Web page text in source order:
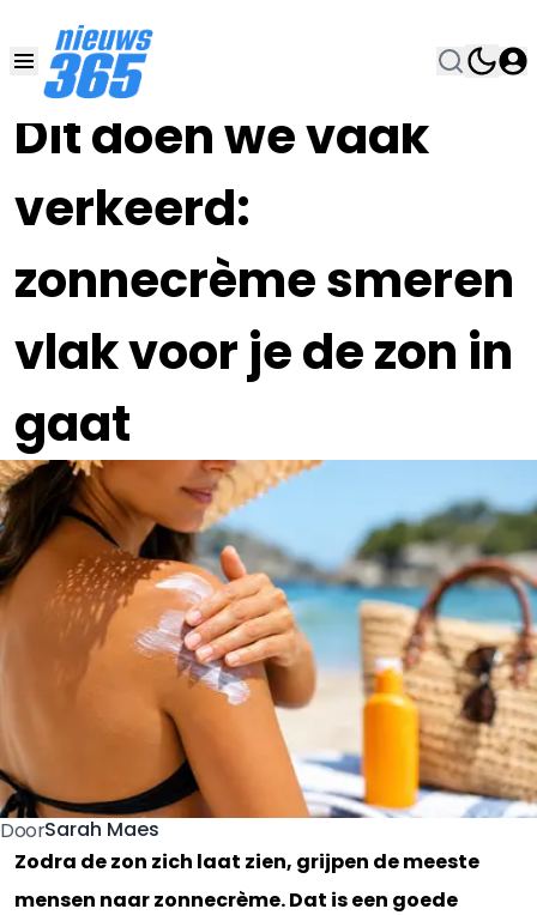
Dit doen we vaak
verkeerd:
zonnecrème smeren
vlak voor je de zon in
gaat
05 JUL , 12:00•
DoorSarah Maes
Zodra de zon zich laat zien, grijpen de meeste
mensen naar zonnecrème. Dat is een goede